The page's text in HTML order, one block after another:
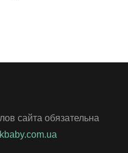
сайта обязательна